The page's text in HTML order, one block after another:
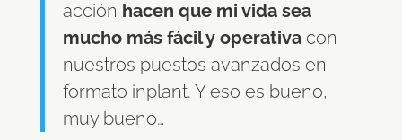
acción hacen que mi vida sea
mucho más fácil y operativacon
nuestros puestos avanzados en
formato inplant. Y eso es bueno,
muy bueno…